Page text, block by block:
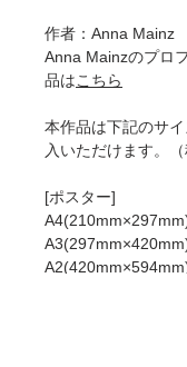
作者：Anna Mainz
Anna Mainzのプロ
品はこちら
本作品は下記のサ
入いただけます。（
[ポスター]